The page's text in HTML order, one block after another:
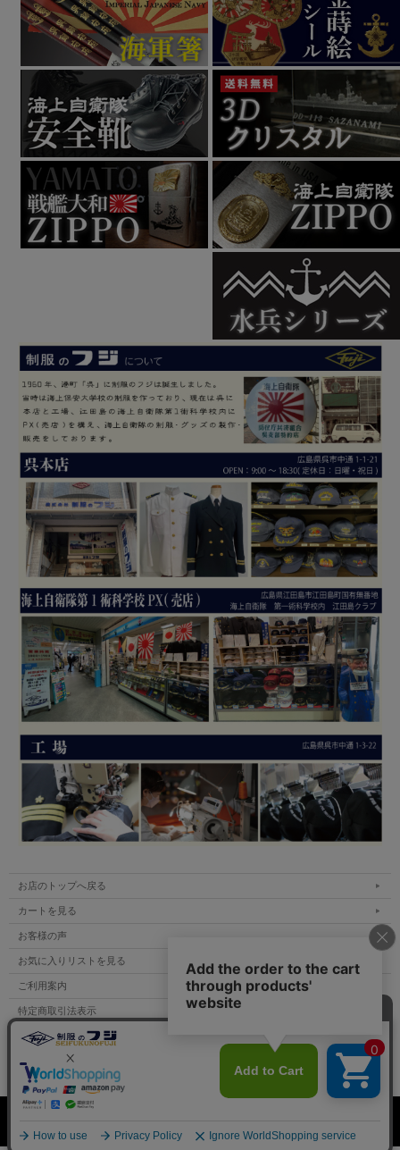
お店のトップへ戻る
カートを見る
お客様の声
お気に入りリストを見る
ご利用案内
特定商取引法表示
個人情報の取扱い
サイトマップ
Copyright (C) All Rights Reserved.